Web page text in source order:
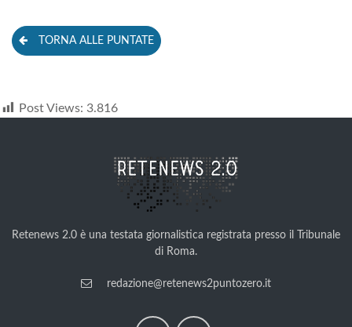
TORNA ALLE PUNTATE
Post Views: 3.816
Retenews 2.0 è una testata giornalistica registrata presso il Tribunale
di Roma.
redazione@retenews2puntozero.it